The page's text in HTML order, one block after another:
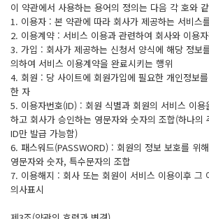
이 약관에서 사용하는 용어의 정의는 다음 각 호와
1. 이용자 : 본 약관에 따라 회사가 제공하는 서비스
2. 이용계약 : 서비스 이용과 관련하여 회사와 이용
3. 가입 : 회사가 제공하는 신청서 양식에 해당 정보
의하여 서비스 이용계약을 완료시키는 행위
4. 회원 : 당 사이트에 회원가입에 필요한 개인정보
한 자
5. 이용자번호(ID) : 회원 식별과 회원의 서비스 이용
하고 회사가 승인하는 영문자와 숫자의 조합(하나의
ID만 발급 가능함)
6. 패스워드(PASSWORD) : 회원의 정보 보호를 위
영문자와 숫자, 특수문자의 조합
7. 이용해지 : 회사 또는 회원이 서비스 이용이후 그
의사표시